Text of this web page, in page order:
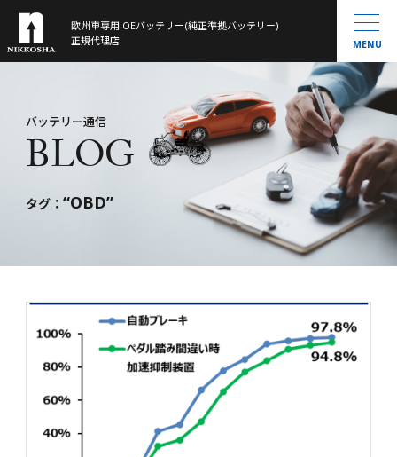
欧州車専用 OEバッテリー(純正準拠バッテリー)
正規代理店
製品ラインナップ
取扱製品一覧
MOLL
Banner
大型トラック／産業用・農機・建機用
会社概要
History
バッテリー通信
MENU
バッテリー通信
BLOG
タグ： “OBD”